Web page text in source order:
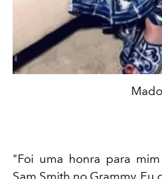
"Foi uma honra para